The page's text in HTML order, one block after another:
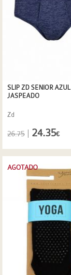
SLIP ZD SENIOR AZUL
JASPEADO
Zd
26.75 24.35€
AGOTADO